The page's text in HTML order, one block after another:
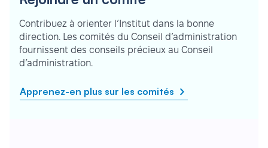
Contribuez à orienter l’Institut dans la bonne
direction. Les comités du Conseil d’administration
fournissent des conseils précieux au Conseil
d’administration.
Apprenez-en plus sur les comités